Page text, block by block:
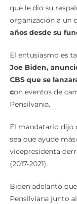
que le dio su
organización a un
años desde su
El entusiasmo es
Joe Biden,
CBS que se
con eventos de
Pensilvania.
El mandatario dijo
sea que ayude
vicepresidenta
(2017-2021).
Biden adelantó
Pensilviana junto